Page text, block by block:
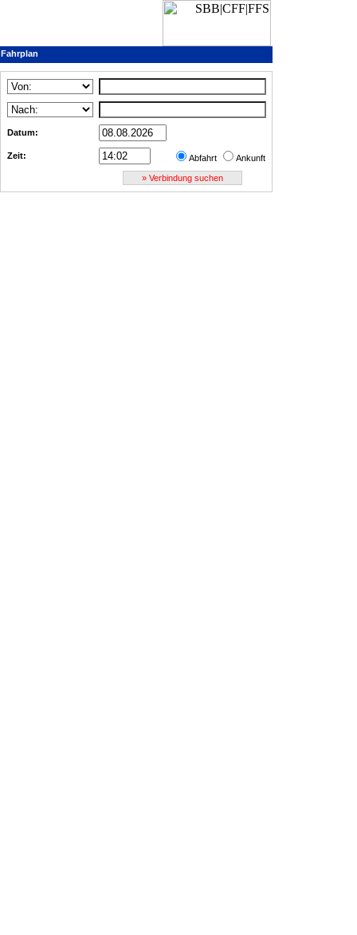
Fahrplan
Datum:
Zeit: Abfahrt Ankunft